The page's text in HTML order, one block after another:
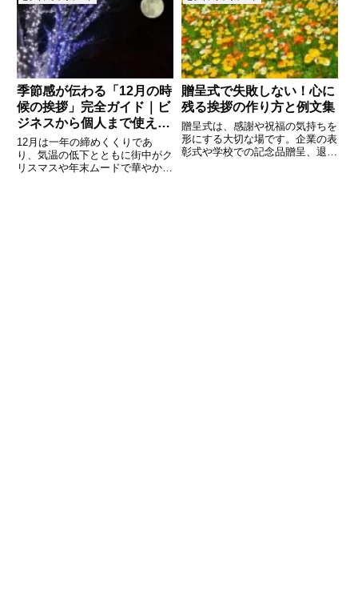
意向を伝えるためには、丁寧で明
確なメールが求められます。この
記事では、派遣の契約更新の意思
ビリティとは何か？」と聞かれる
と、具体的な意味や仕組みがよく
わからないという方も多いのでは
季節感が伝わる「12月の時
候の挨拶」完全ガイド｜ビ
ジネスから個人まで使える
例文付き
12月は一年の締めくくりであ
り、気温の低下とともに街中がク
リスマスや年末ムードで華やかに
贈呈式で失敗しない！心に
残る挨拶の作り方と例文集
贈呈式は、感謝や祝福の気持ちを
形にする大切な場です。企業の表
彰式や学校での記念品贈呈、退職